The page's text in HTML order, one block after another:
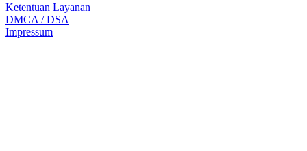
Ketentuan Layanan
DMCA / DSA
Impressum